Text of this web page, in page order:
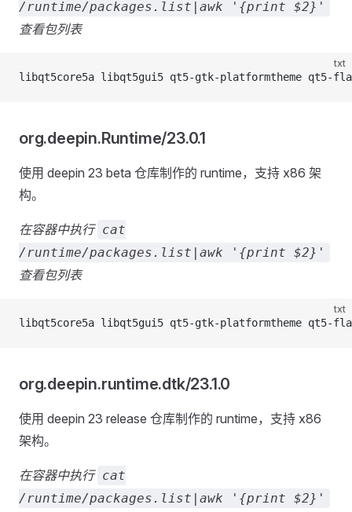
/runtime/packages.list|awk '{print $2}'
查看包列表
txt
libqt5core5a libqt5gui5 qt5-gtk-platformtheme qt5-
org.deepin.Runtime/23.0.1
使用 deepin 23 beta 仓库制作的 runtime，支持 x86 架
构。
在容器中执行 cat
/runtime/packages.list|awk '{print $2}'
查看包列表
txt
libqt5core5a libqt5gui5 qt5-gtk-platformtheme qt5-
org.deepin.runtime.dtk/23.1.0
使用 deepin 23 release 仓库制作的 runtime，支持 x86
架构。
在容器中执行 cat
/runtime/packages.list|awk '{print $2}'